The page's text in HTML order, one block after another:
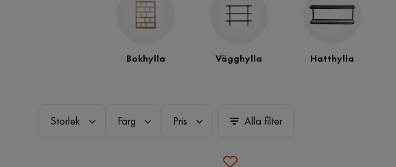
Bokhylla Vägghylla Hatthylla
Storlek Färg Pris Alla filter